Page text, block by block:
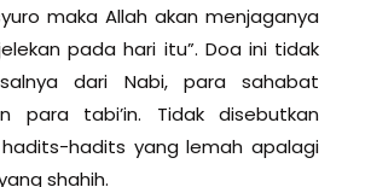
maka Allah akan menjaganya
pada hari itu”. Doa ini tidak
dari Nabi, para sahabat
para tabi’in. Tidak disebutkan
hadits yang lemah apalagi
shahih.